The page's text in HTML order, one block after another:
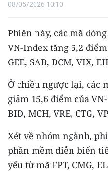
Media Thế giới
Media Thể thao
Media Giáo dục
Media Khoa học - Công
Media Môi trường
Ảnh
Infographic
08/05/2026 10:10
Phiên này, các mã
VN-Index tăng 5,2 điểm
GEE, SAB, DCM, VIX,
Ở chiều ngược lại, các
giảm 15,6 điểm của
BID, MCH, VRE, CTG,
Xét về nhóm ngành,
phần mềm diễn biến
yếu từ mã FPT, CMG,